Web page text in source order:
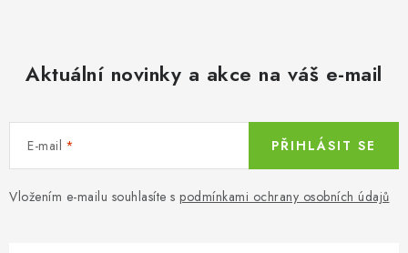
Aktuální novinky a akce na váš e-mail
E-mail
Vložením e-mailu souhlasíte s podmínkami ochrany osobních údajů
PŘIHLÁSIT SE